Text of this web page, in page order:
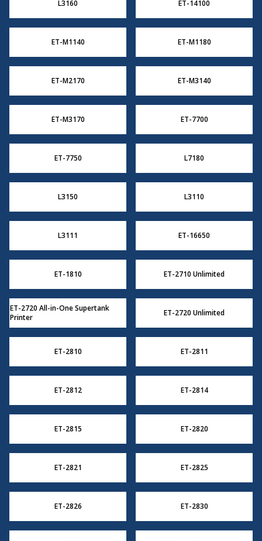
L3160 ET-14100
ET-M1140 ET-M1180
ET-M2170 ET-M3140
ET-M3170 ET-7700
ET-7750 L7180
L3150 L3110
L3111 ET-16650
ET-1810 ET-2710 Unlimited
ET-2720 All-in-One Supertank
Printer
ET-2720 Unlimited
ET-2810 ET-2811
ET-2812 ET-2814
ET-2815 ET-2820
ET-2821 ET-2825
ET-2826 ET-2830